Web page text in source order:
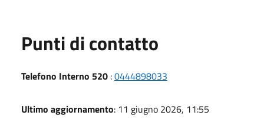
Punti di contatto
Telefono Interno 520 :0444898033
Ultimo aggiornamento: 11 giugno 2026, 11:55